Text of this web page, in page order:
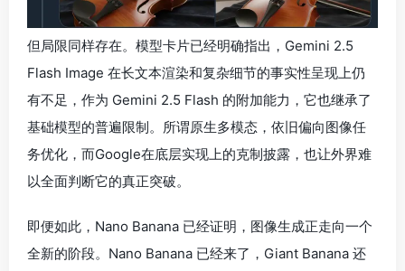
但局限同样存在。模型卡片已经明确指出，Gemini 2.5
Flash Image 在长文本渲染和复杂细节的事实性呈现上仍
有不足，作为 Gemini 2.5 Flash 的附加能力，它也继承了
基础模型的普遍限制。所谓原生多模态，依旧偏向图像任
务优化，而Google在底层实现上的克制披露，也让外界难
以全面判断它的真正突破。
即便如此，Nano Banana 已经证明，图像生成正走向一个
全新的阶段。Nano Banana 已经来了，Giant Banana 还